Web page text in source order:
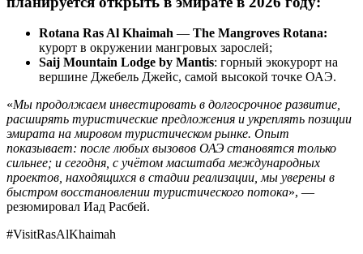
Rotana Ras Al Khaimah — The Mangroves Rotana:
курорт в окружении мангровых зарослей;
Saij Mountain Lodge by Mantis: горный экокурорт на
вершине Джебель Джейс, самой высокой точке ОАЭ.
«Мы продолжаем инвестировать в долгосрочное развитие,
расширять туристические предложения и укреплять позиции
эмирата на мировом туристическом рынке. Опыт
показывает: после любых вызовов ОАЭ становятся только
сильнее; и сегодня, с учётом масштаба международных
проектов, находящихся в стадии реализации, мы уверены в
быстром восстановлении туристического потока», —
резюмировал Иад Расбей.
#VisitRasAlKhaimah